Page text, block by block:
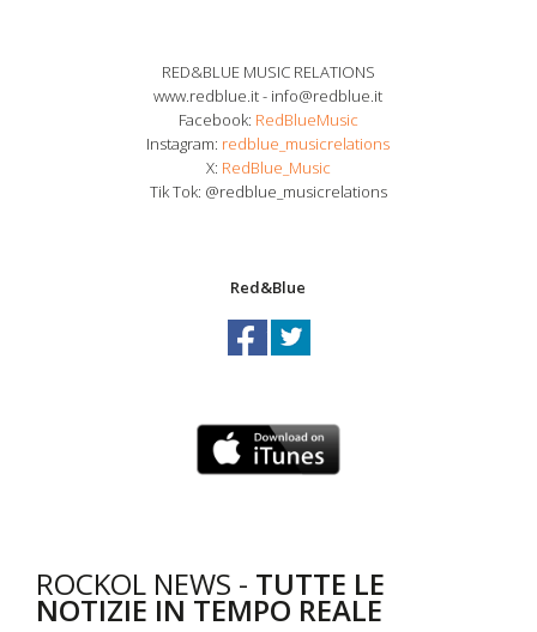
RED&BLUE MUSIC RELATIONS
www.redblue.it - info@redblue.it
Facebook: RedBlueMusic
Instagram: redblue_musicrelations
X: RedBlue_Music
Tik Tok: @redblue_musicrelations
Red&Blue
ROCKOL NEWS - TUTTE LE
NOTIZIE IN TEMPO REALE